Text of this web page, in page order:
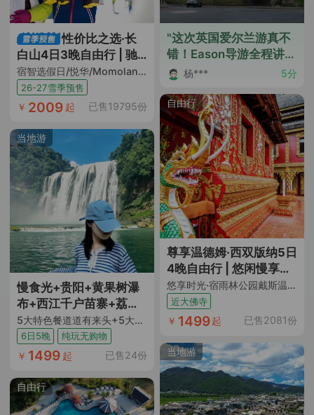
性价比之选·长
白山4日3晚自由行 | 驰
骋纯白滑雪场
宿智选假日/悦华/Momoland酒店（双早+日场滑雪票+汉拿山温泉票+限时水乐园+限时娱雪乐园门票+当地接送机+BOOMi一日营）
26-27雪季预售
￥ 2009 起 已售19795份
当地游
慢食光+贵阳+黄果树瀑
布+西江千户苗寨+荔波
小七孔+梵净山+镇远古
城6日5晚跟团游
5大特色餐道道有来头+5大核心景点一次玩遍不留遗憾+4晚4钻酒店+1晚西江苗寨内特色民宿+赠观景雨衣+苗药足浴包+非遗蜡染 DIY+特色伴手礼+ 纯玩0购物0车销
6日5晚 纯玩无购物
￥ 1499 起 已售24份
自由行
"这次英国爱尔兰游真不
错！Eason导游全程讲解
详细，让我们深入了解
化。当地大巴司机也很
好。行程安排合理，想
去的景点都有，每一步
都是惊喜。这次旅行让
我彻底放松并开阔了眼
界。天气也很给力，没
有遗憾。住宿舒适，中
餐合口味，性价比很
高，推荐给想要英爱深
度游的朋友们，真是太
值了！"
杨*** 5分
自由行
尊享温德姆·西双版纳5日
4晚自由行 | 悠闲慢享旅
途
悠享时光·宿雨林公园戴斯温德姆（连住4晚网评4钻酒店含双早 酒店近勐泐大佛寺景区 热带植被环绕 恒温泳池+往返机票+含10kg托运行李额）
近大佛寺
￥ 1499起 已售2081份
当地游